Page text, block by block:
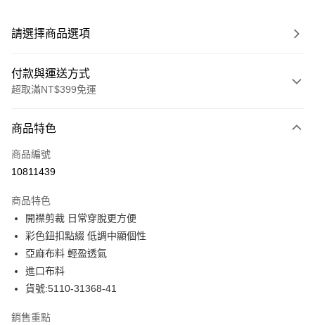
請選擇商品選項
付款與運送方式
超取滿NT$399免運
信用卡一次付款
信用卡分期付款
合作金庫商業銀行
華南商業銀行
上海商業儲蓄銀行
國泰世華商業銀行
臺灣中小企業銀行
匯豐（台灣）商業銀行
聯邦商業銀行
元大商業銀行
LINE Pay
Apple Pay
街口支付
悠遊付
全盈+PAY
商品特色
商品編號
10811439
商品特色
開襟剪裁 日常穿脫更方便
彩色鈕扣點綴 低調中顯個性
亞麻布料 輕盈透氣
進口布料
貨號:5110-31368-41
銷售重點